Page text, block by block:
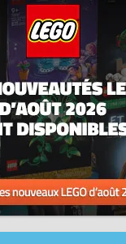
de sécurité et
Monkie Kid 80014 Le
Avenue de la
Kid 80014 :